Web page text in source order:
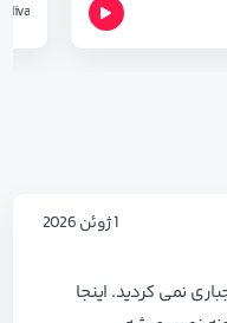
Hiva
1 ژوئن 2026
نمی کردید. اینجا